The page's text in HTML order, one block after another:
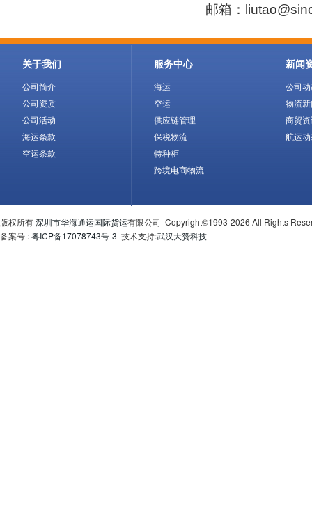
邮箱：
关于我们
公司简介
公司资质
公司活动
海运条款
空运条款
服务中心
海运
空运
供应链管理
保税物流
特种柜
跨境电商物流
新闻
公司
物流
商贸
航运
版权所有深圳市华海通运国际货运有限公司 Copyright©1993-2026 All Rights
备案号 :粤ICP备17078743号-3 技术支持:武汉大赞科技